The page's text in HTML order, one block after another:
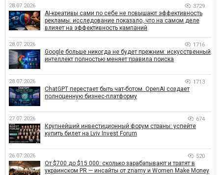
28.07.2026 3729
AI-креативы сами по себе не повышают эффективность
рекламы: исследование показало, что на самом деле
влияет на эффективность кампаний
28.07.2026 1716
Google больше никогда не будет прежним: искусственный
интеллект полностью меняет правила поиска
28.07.2026 1713
ChatGPT перестает быть чат-ботом. OpenAI создает
полноценную бизнес-платформу
27.07.2026 674
Крупнейший инвестиционный форум страны: успейте
купить билет на Lviv Invest Forum
26.07.2026 520
От $700 до $15 000: сколько зарабатывают и тратят в
украинском PR — инсайты от znamy и Women Make Money